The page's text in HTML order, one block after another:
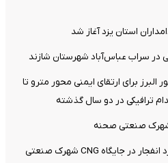
استان یزد آغاز شد
برای ارتقای ایمنی محور مترو تا
یک کشته و 3 مصدوم دستاورد انفجار در جایگاه CNG شهرک صنعتی